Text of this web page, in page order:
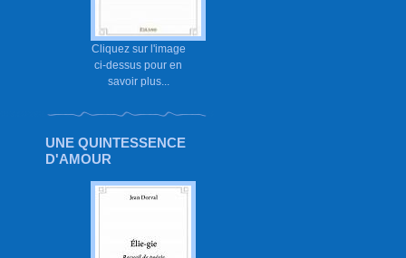
Cliquez sur l'image
ci-dessus pour en
savoir plus...
UNE QUINTESSENCE
D'AMOUR